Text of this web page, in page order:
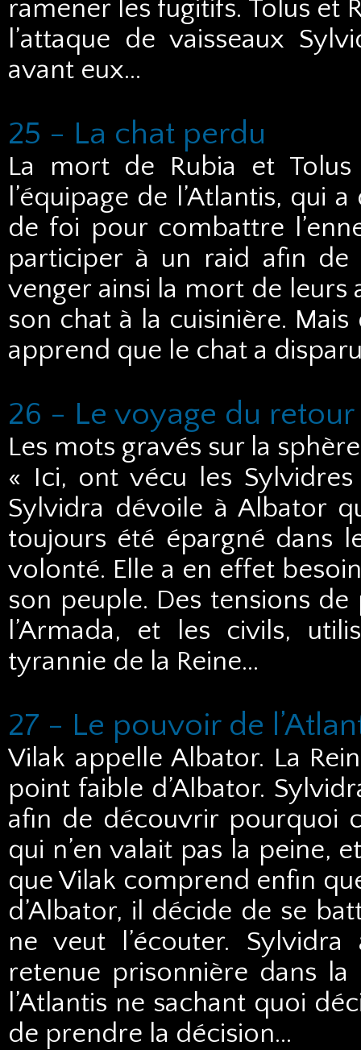
ramener les fugitifs. Tolus et
l’attaque de vaisseaux
avant eux…
25 - La chat perdu
La mort de Rubia et
l’équipage de l’Atlantis, qui
de foi pour combattre
participer à un raid afin
venger ainsi la mort de leurs
son chat à la cuisinière.
apprend que le chat a
26 - Le voyage du retour
Les mots gravés sur la
« Ici, ont vécu les
Sylvidra dévoile à Albator
toujours été épargné dans
volonté. Elle a en effet
son peuple. Des tensions
l’Armada, et les civils,
tyrannie de la Reine…
27 - Le pouvoir de
Vilak appelle Albator. La
point faible d’Albator.
afin de découvrir pourquoi
qui n’en valait pas la peine,
que Vilak comprend enfin
d’Albator, il décide de se
ne veut l’écouter.
retenue prisonnière dans la
l’Atlantis ne sachant quoi
de prendre la décision…